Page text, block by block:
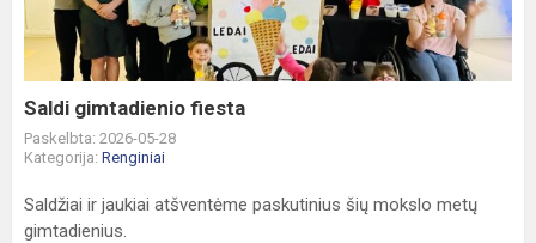
Saldi gimtadienio fiesta
Paskelbta: 2026-05-28
Kategorija: Renginiai
Saldžiai ir jaukiai atšventėme paskutinius šių mokslo metų
gimtadienius.